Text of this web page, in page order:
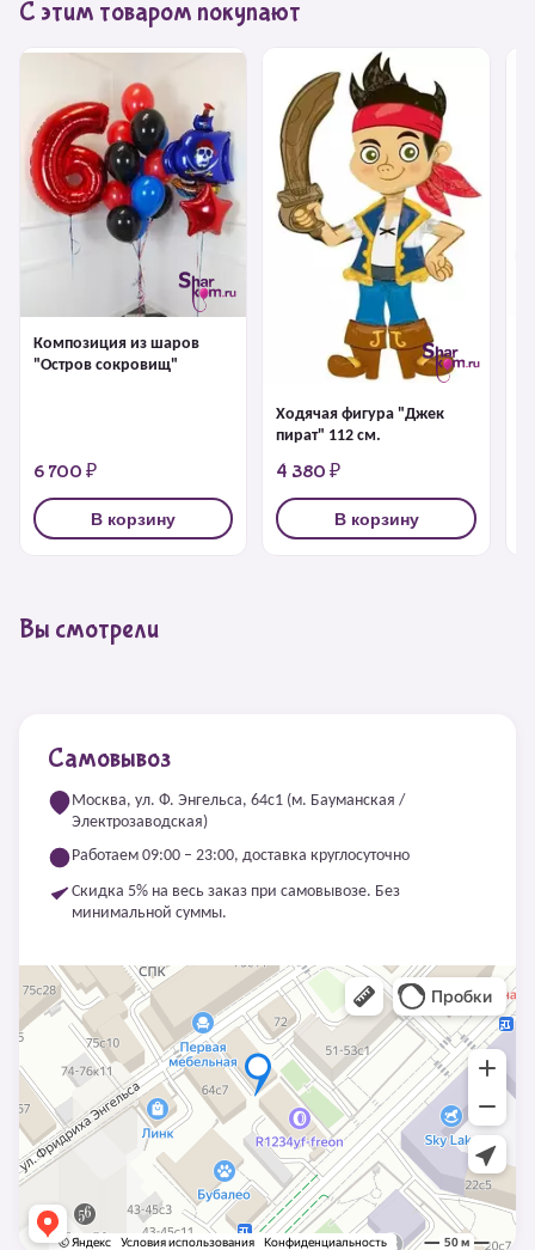
С этим товаром покупают
Композиция из шаров
"Остров сокровищ"
6 700 ₽
В корзину
Ходячая фигура "Джек
пират" 112 см.
4 380 ₽
В корзину
Вы смотрели
Самовывоз
Москва, ул. Ф. Энгельса, 64с1 (м. Бауманская /
Электрозаводская)
Работаем 09:00 – 23:00, доставка круглосуточно
Скидка 5% на весь заказ при самовывозе. Без
минимальной суммы.